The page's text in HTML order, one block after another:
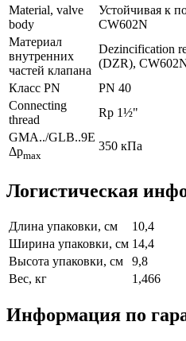
Material, valve
body
Устойчивая к
CW602N
Материал
внутренних
частeй клапана
Dezincification
(DZR),
Класс PN
PN 40
Connecting
thread
Rp 1½"
GMA../GLB..9E
Δpmax
350 кПа
Логистическая
Длина упаковки, см
10,4
Ширина упаковки, см 14,4
Высота упаковки, см
9,8
Вес, кг
1,466
Информация по